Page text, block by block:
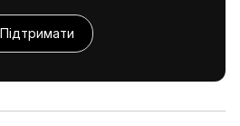
Підтримати